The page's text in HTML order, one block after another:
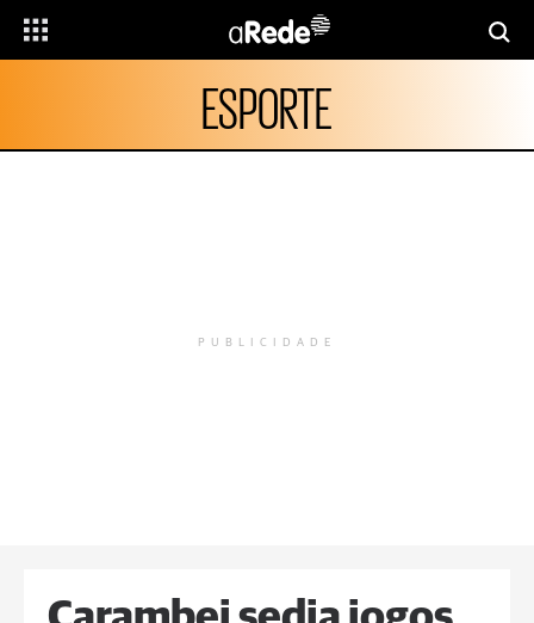
ESPORTE
PUBLICIDADE